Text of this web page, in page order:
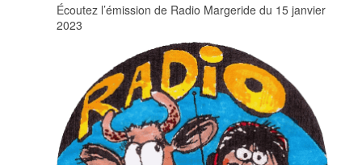
Écoutez l’émission de Radio Margeride du 15 janvier
2023